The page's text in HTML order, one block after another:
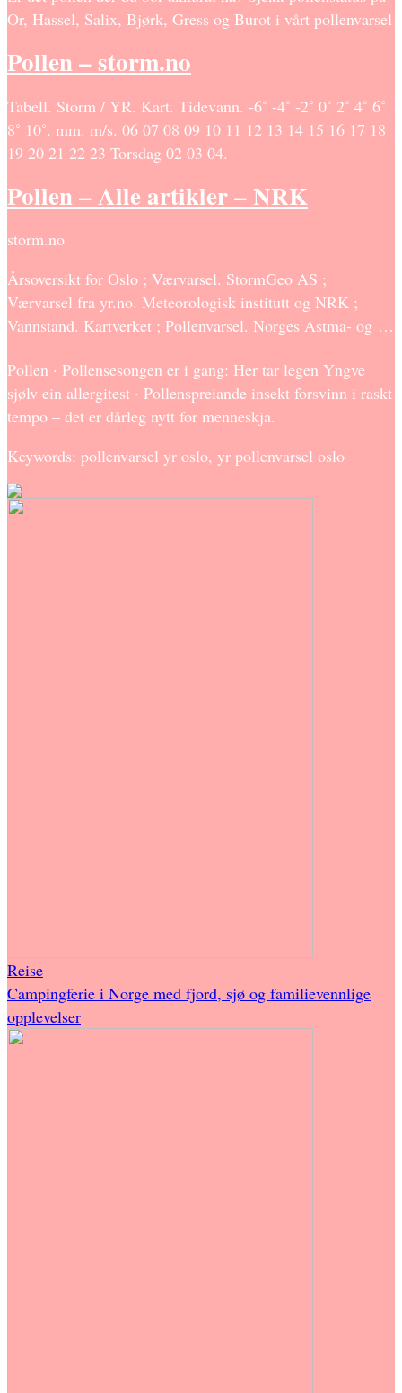
Or, Hassel, Salix, Bjørk, Gress og Burot i vårt pollenvarsel
Pollen – storm.no
Tabell. Storm / YR. Kart. Tidevann. -6˚ -4˚ -2˚ 0˚ 2˚ 4˚ 6˚
8˚ 10˚. mm. m/s. 06 07 08 09 10 11 12 13 14 15 16 17 18
19 20 21 22 23 Torsdag 02 03 04.
Pollen – Alle artikler – NRK
storm.no
Årsoversikt for Oslo ; Værvarsel. StormGeo AS ;
Værvarsel fra yr.no. Meteorologisk institutt og NRK ;
Vannstand. Kartverket ; Pollenvarsel. Norges Astma- og …
Pollen · Pollensesongen er i gang: Her tar legen Yngve
sjølv ein allergitest · Pollenspreiande insekt forsvinn i raskt
tempo – det er dårleg nytt for menneskja.
Keywords: pollenvarsel yr oslo, yr pollenvarsel oslo
Reise
Campingferie i Norge med fjord, sjø og familievennlige
opplevelser